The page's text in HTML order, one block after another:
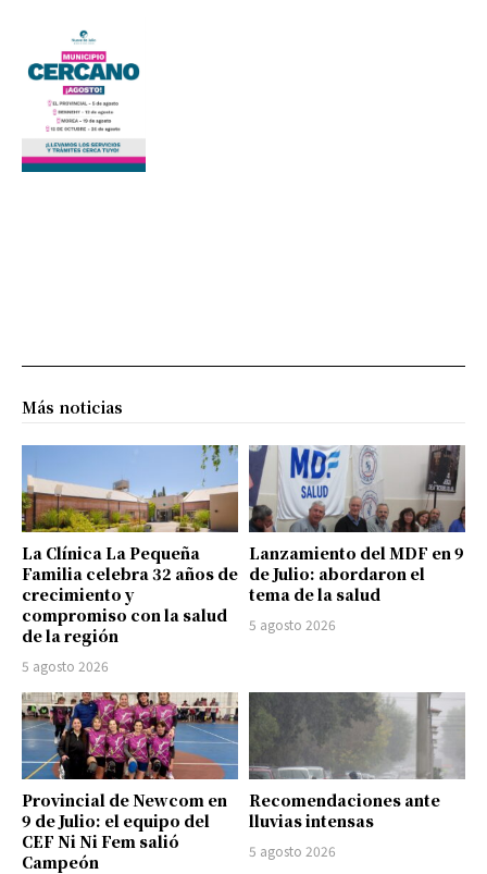
Más noticias
La Clínica La Pequeña
Familia celebra 32 años de
crecimiento y
compromiso con la salud
de la región
5 agosto 2026
Lanzamiento del MDF en 9
de Julio: abordaron el
tema de la salud
5 agosto 2026
Provincial de Newcom en
9 de Julio: el equipo del
CEF Ni Ni Fem salió
Campeón
Recomendaciones ante
lluvias intensas
5 agosto 2026